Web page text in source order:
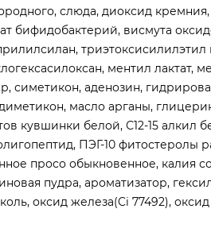
слюда, диоксид
бифидобактерий, висмута
ментил лактат,
симетикон, аденозин,
масло арганы,
кувшинки белой, С12-15
ПЭГ-10 фитостеролы
просо обыкновенное, калия
пудра, ароматизатор,
оксид железа(Ci 77492),